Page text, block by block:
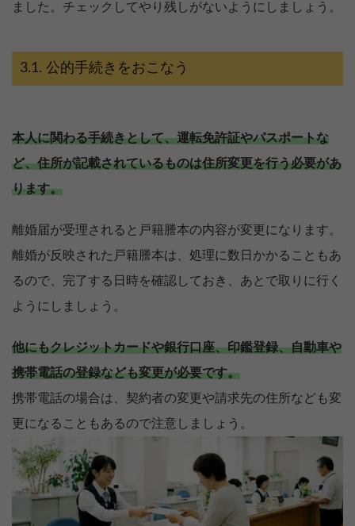
ました。チェックしてやり残しがないようにしましょう。
公的手続きをおこなう
本人に関わる手続きとして、運転免許証やパスポートな
ど、住所が記載されているものは住所変更を行う必要があ
ります。
離婚届が受理されると戸籍謄本の内容が変更になります。
離婚が反映された戸籍謄本は、処理に数日かかることもあ
るので、完了する日時を確認しておき、あとで取りに行く
ようにしましょう。
他にもクレジットカードや銀行口座、印鑑登録、自動車や
携帯電話の登録なども変更が必要です。
携帯電話の場合は、契約者の変更や請求先の住所なども変
更になることもあるので注意しましょう。